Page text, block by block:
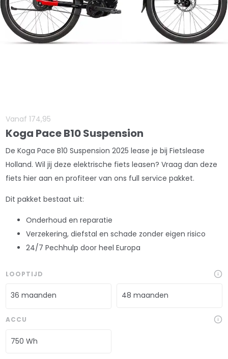
Vanaf174,95
Koga Pace B10 Suspension
De Koga Pace B10 Suspension 2025 lease je bij Fietslease
Holland. Wil jij deze elektrische fiets leasen? Vraag dan deze
fiets hier aan en profiteer van ons full service pakket.
Dit pakket bestaat uit:
Onderhoud en reparatie
Verzekering, diefstal en schade zonder eigen risico
24/7 Pechhulp door heel Europa
LOOPTIJD
36 maanden 48 maanden
ACCU
750 Wh